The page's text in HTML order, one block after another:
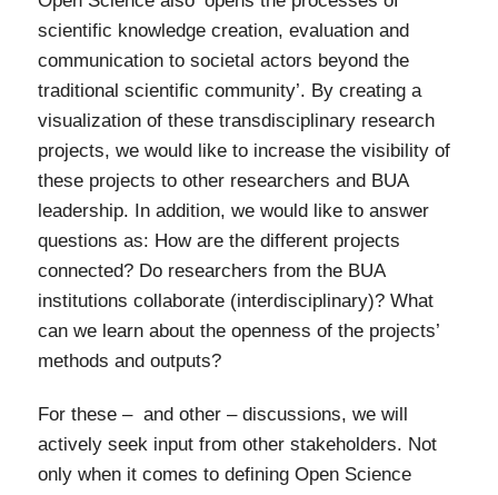
scientific knowledge creation, evaluation and
communication to societal actors beyond the
traditional scientific community’. By creating a
visualization of these transdisciplinary research
projects, we would like to increase the visibility of
these projects to other researchers and BUA
leadership. In addition, we would like to answer
questions as: How are the different projects
connected? Do researchers from the BUA
institutions collaborate (interdisciplinary)? What
can we learn about the openness of the projects’
methods and outputs?
For these – and other – discussions, we will
actively seek input from other stakeholders. Not
only when it comes to defining Open Science